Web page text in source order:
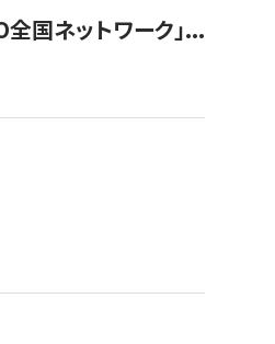
国ネットワーク」...